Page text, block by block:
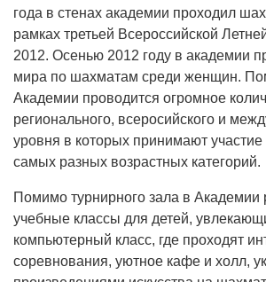
года в стенах академии проходил
рамках третьей Всероссийской
2012. Осенью 2012 году в академии
мира по шахматам среди женщин.
Академии проводится огромное
регионального, всеросийского и
уровня в которых принимают
самых разных возрастных категорий.
Помимо турнирного зала в Академии
учебные классы для детей,
компьютерный класс, где проходят
соревнования, уютное кафе и холл,